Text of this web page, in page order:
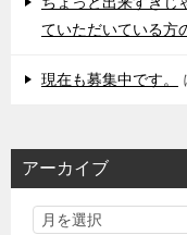
ていただいている方
現在も募集中です。
アーカイブ